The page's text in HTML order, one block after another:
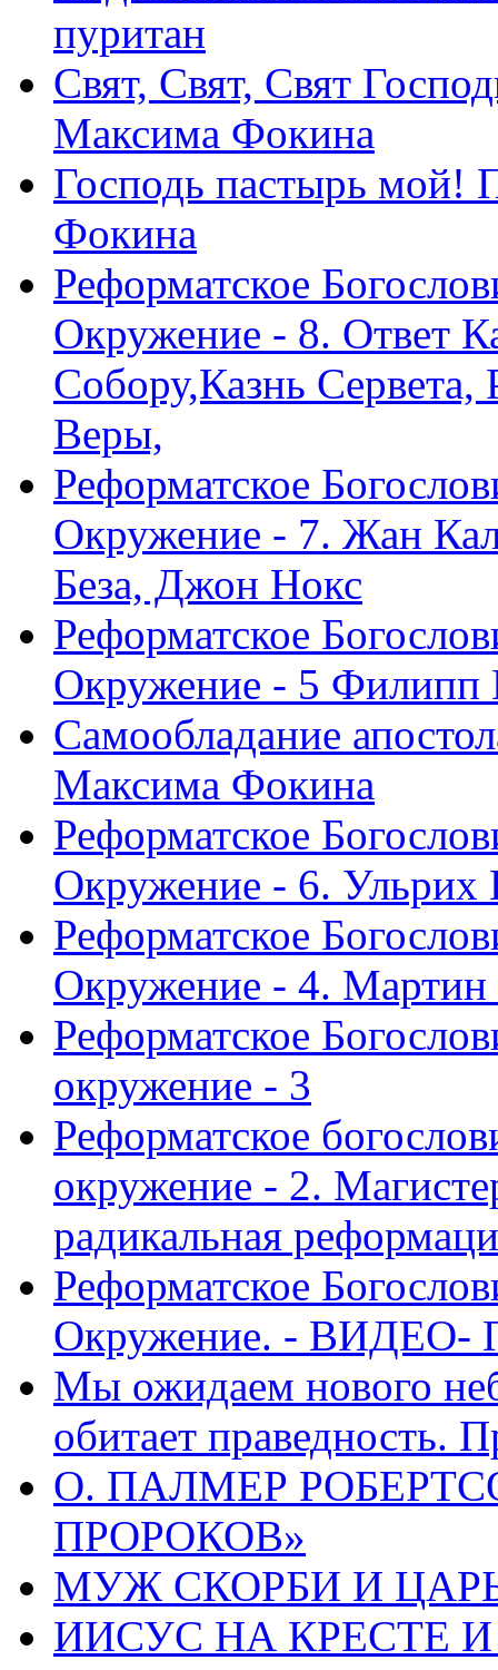
пуритан
Свят, Свят, Свят
Максима Фокина
Господь пастырь мой!
Фокина
Реформатское
Окружение - 8. Ответ
Собору,Казнь Сервета,
Веры,
Реформатское
Окружение - 7. Жан
Беза, Джон Нокс
Реформатское
Окружение - 5 Филипп
Самообладание
Максима Фокина
Реформатское
Окружение - 6. Ульрих
Реформатское
Окружение - 4.
Реформатское
окружение - 3
Реформатское
окружение - 2.
радикальная
Реформатское
Окружение. - ВИДЕО-
Мы ожидаем нового
обитает праведность.
О. ПАЛМЕР
ПРОРОКОВ»
МУЖ СКОРБИ И ЦАРЬ
ИИСУС НА КРЕСТЕ